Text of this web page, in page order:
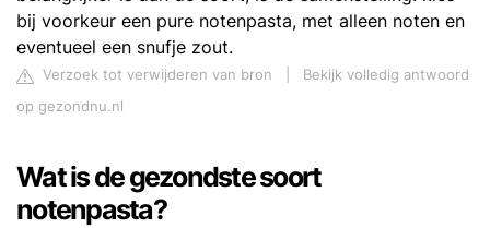
bij voorkeur een pure notenpasta, met alleen noten en
eventueel een snufje zout.
Verzoek tot verwijderen van bron
Bekijk volledig antwoord
op gezondnu.nl
Wat is de gezondste soort
notenpasta?